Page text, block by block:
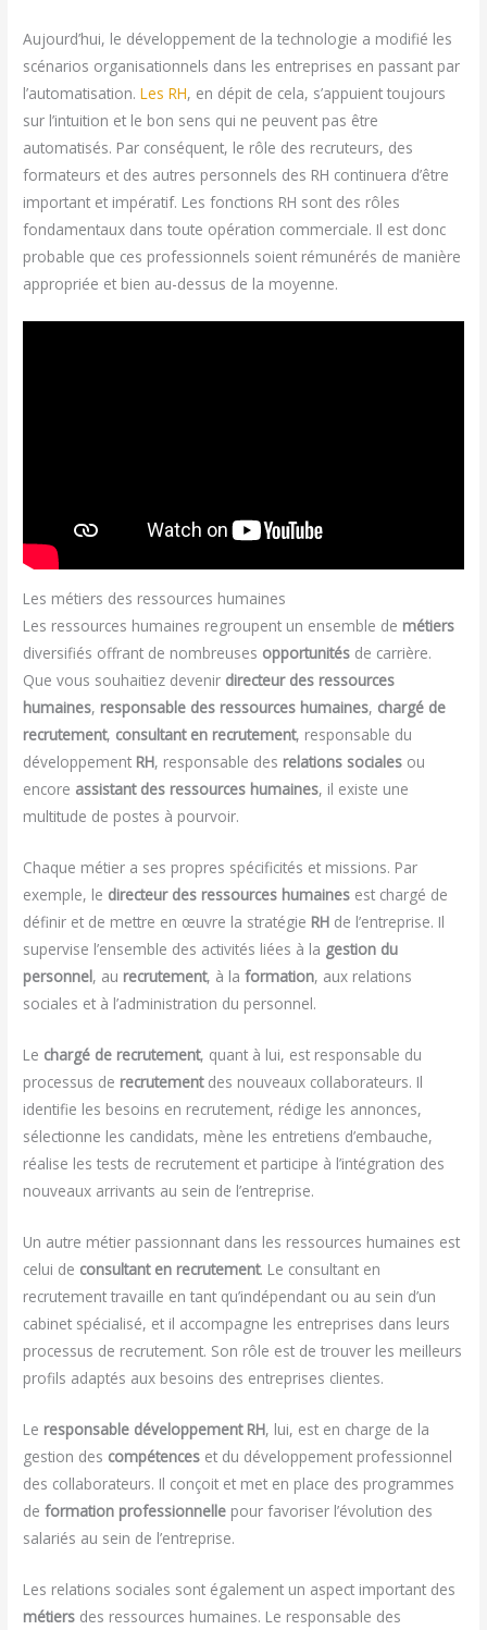
Aujourd’hui, le développement de la technologie a modifié les
scénarios organisationnels dans les entreprises en passant par
l’automatisation.Les RH, en dépit de cela, s’appuient toujours
sur l’intuition et le bon sens qui ne peuvent pas être
automatisés. Par conséquent, le rôle des recruteurs, des
formateurs et des autres personnels des RH continuera d’être
important et impératif. Les fonctions RH sont des rôles
fondamentaux dans toute opération commerciale. Il est donc
probable que ces professionnels soient rémunérés de manière
appropriée et bien au-dessus de la moyenne.
Les métiers des ressources humaines
Les ressources humaines regroupent un ensemble de métiers
diversifiés offrant de nombreuses opportunités de carrière.
Que vous souhaitiez devenir directeur des ressources
humaines, responsable des ressources humaines, chargé de
recrutement, consultant en recrutement, responsable du
développement RH, responsable des relations sociales ou
encore assistant des ressources humaines, il existe une
multitude de postes à pourvoir.
Chaque métier a ses propres spécificités et missions. Par
exemple, le directeur des ressources humaines est chargé de
définir et de mettre en œuvre la stratégie RH de l’entreprise. Il
supervise l’ensemble des activités liées à la gestion du
personnel, au recrutement, à laformation, aux relations
sociales et à l’administration du personnel.
Le chargé de recrutement, quant à lui, est responsable du
processus de recrutementdes nouveaux collaborateurs. Il
identifie les besoins en recrutement, rédige les annonces,
sélectionne les candidats, mène les entretiens d’embauche,
réalise les tests de recrutement et participe à l’intégration des
nouveaux arrivants au sein de l’entreprise.
Un autre métier passionnant dans les ressources humaines est
celui de consultant en recrutement. Le consultant en
recrutement travaille en tant qu’indépendant ou au sein d’un
cabinet spécialisé, et il accompagne les entreprises dans leurs
processus de recrutement. Son rôle est de trouver les meilleurs
profils adaptés aux besoins des entreprises clientes.
Le responsable développement RH, lui, est en charge de la
gestion des compétences et du développement professionnel
des collaborateurs. Il conçoit et met en place des programmes
deformation professionnelle pour favoriser l’évolution des
salariés au sein de l’entreprise.
Les relations sociales sont également un aspect important des
métiers des ressources humaines. Le responsable des